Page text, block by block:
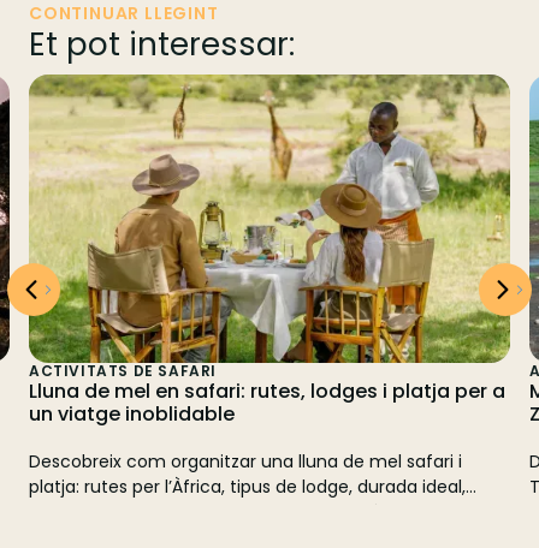
CONTINUAR LLEGINT
Et pot interessar:
ACTIVITATS DE SAFARI
Lluna de mel en safari: rutes, lodges i platja per a
un viatge inoblidable
Descobreix com organitzar una lluna de mel safari i
platja: rutes per l’Àfrica, tipus de lodge, durada ideal,
pressupost orientatiu i extensions a Zanzíbar, Maurici,